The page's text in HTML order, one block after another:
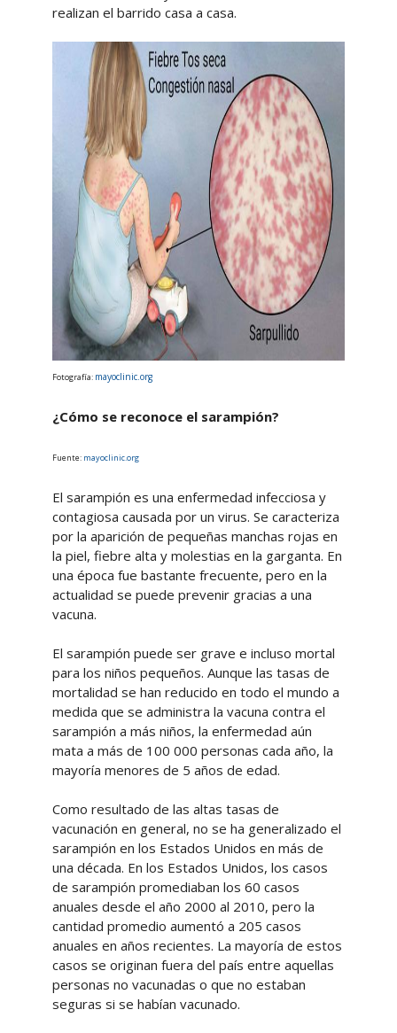
realizan el barrido casa a casa.
Fotografía: mayoclinic.org
¿Cómo se reconoce el sarampión?
Fuente: mayoclinic.org
El sarampión es una enfermedad infecciosa y
contagiosa causada por un virus. Se caracteriza
por la aparición de pequeñas manchas rojas en
la piel, fiebre alta y molestias en la garganta. En
una época fue bastante frecuente, pero en la
actualidad se puede prevenir gracias a una
vacuna.
El sarampión puede ser grave e incluso mortal
para los niños pequeños. Aunque las tasas de
mortalidad se han reducido en todo el mundo a
medida que se administra la vacuna contra el
sarampión a más niños, la enfermedad aún
mata a más de 100 000 personas cada año, la
mayoría menores de 5 años de edad.
Como resultado de las altas tasas de
vacunación en general, no se ha generalizado el
sarampión en los Estados Unidos en más de
una década. En los Estados Unidos, los casos
de sarampión promediaban los 60 casos
anuales desde el año 2000 al 2010, pero la
cantidad promedio aumentó a 205 casos
anuales en años recientes. La mayoría de estos
casos se originan fuera del país entre aquellas
personas no vacunadas o que no estaban
seguras si se habían vacunado.